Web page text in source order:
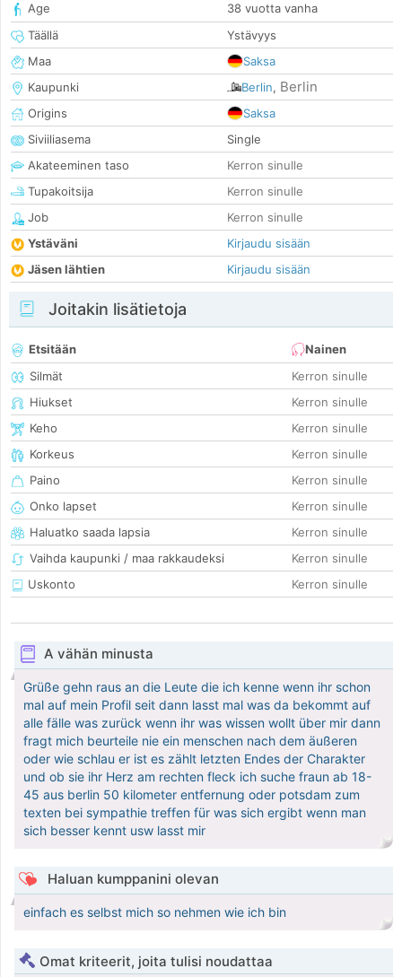
Age
38 vuotta vanha
Täällä
Ystävyys
Maa
Saksa
Kaupunki
Berlin, Berlin
Origins
Saksa
Siviiliasema
Single
Akateeminen taso
Kerron sinulle
Tupakoitsija
Kerron sinulle
Job
Kerron sinulle
Ystäväni
Kirjaudu sisään
Jäsen lähtien
Kirjaudu sisään
Joitakin lisätietoja
Etsitään
Nainen
Silmät
Kerron sinulle
Hiukset
Kerron sinulle
Keho
Kerron sinulle
Korkeus
Kerron sinulle
Paino
Kerron sinulle
Onko lapset
Kerron sinulle
Haluatko saada lapsia
Kerron sinulle
Vaihda kaupunki / maa rakkaudeksi
Kerron sinulle
Uskonto
Kerron sinulle
A vähän minusta
Grüße gehn raus an die Leute die ich kenne wenn ihr schon
mal auf mein Profil seit dann lasst mal was da bekommt auf
alle fälle was zurück wenn ihr was wissen wollt über mir dann
fragt mich beurteile nie ein menschen nach dem äußeren
oder wie schlau er ist es zählt letzten Endes der Charakter
und ob sie ihr Herz am rechten fleck ich suche fraun ab 18-
45 aus berlin 50 kilometer entfernung oder potsdam zum
texten bei sympathie treffen für was sich ergibt wenn man
sich besser kennt usw lasst mir
Haluan kumppanini olevan
einfach es selbst mich so nehmen wie ich bin
Omat kriteerit, joita tulisi noudattaa